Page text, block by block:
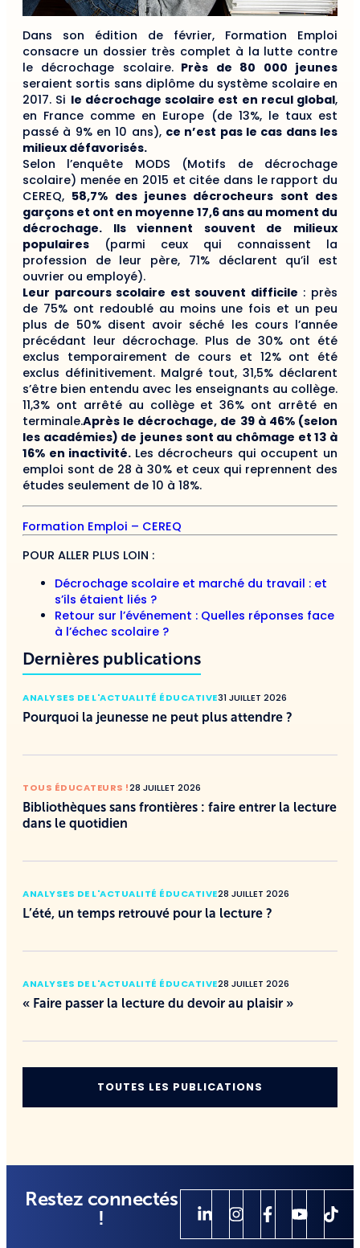
Dans son édition de février, Formation Emploi
consacre un dossier très complet à la lutte contre
le décrochage scolaire.Près de 80 000 jeunes
seraient sortis sans diplôme du système scolaire en
2017. Si le décrochage scolaire est en recul global,
en France comme en Europe (de 13%, le taux est
passé à 9% en 10 ans), ce n’est pas le cas dans les
milieux défavorisés.
Selon l’enquête MODS (Motifs de décrochage
scolaire) menée en 2015 et citée dans le rapport du
CEREQ, 58,7% des jeunes décrocheurs sont des
garçons et ont en moyenne 17,6 ans au moment du
décrochage. Ils viennent souvent de milieux
populaires (parmi ceux qui connaissent la
profession de leur père, 71% déclarent qu’il est
ouvrier ou employé).
Leur parcours scolaire est souvent difficile : près
de 75% ont redoublé au moins une fois et un peu
plus de 50% disent avoir séché les cours l’année
précédant leur décrochage. Plus de 30% ont été
exclus temporairement de cours et 12% ont été
exclus définitivement. Malgré tout, 31,5% déclarent
s’être bien entendu avec les enseignants au collège.
11,3% ont arrêté au collège et 36% ont arrêté en
terminale.Après le décrochage, de 39 à 46% (selon
les académies) de jeunes sont au chômage et 13 à
16% en inactivité. Les décrocheurs qui occupent un
emploi sont de 28 à 30% et ceux qui reprennent des
études seulement de 10 à 18%.
Formation Emploi – CEREQ
POUR ALLER PLUS LOIN :
Décrochage scolaire et marché du travail : et
s’ils étaient liés ?
Retour sur l’événement : Quelles réponses face
à l’échec scolaire ?
Dernières publications
ANALYSES DE L'ACTUALITÉ ÉDUCATIVE31 JUILLET 2026
Pourquoi la jeunesse ne peut plus attendre ?
TOUS ÉDUCATEURS !28 JUILLET 2026
Bibliothèques sans frontières : faire entrer la lecture
dans le quotidien
ANALYSES DE L'ACTUALITÉ ÉDUCATIVE28 JUILLET 2026
L’été, un temps retrouvé pour la lecture ?
ANALYSES DE L'ACTUALITÉ ÉDUCATIVE28 JUILLET 2026
« Faire passer la lecture du devoir au plaisir »
TOUTES LES PUBLICATIONS
Restez connectés
!